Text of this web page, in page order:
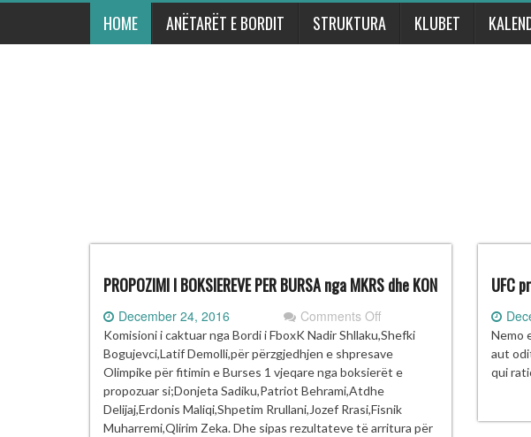
HOME ANËTARËT E BORDIT STRUKTURA KLUBET
PROPOZIMI I BOKSIEREVE PER BURSA nga MKRS dhe KON
December 24, 2016 Comments Offon
PROPOZIMI
I
BOKSIEREVE
PER
BURSA
nga
Komisioni i caktuar nga Bordi i FboxK Nadir Shllaku,Shefki
Bogujevci,Latif Demolli,për përzgjedhjen e shpresave
Olimpike për fitimin e Burses 1 vjeqare nga boksierët e
propozuar si;Donjeta Sadiku,Patriot Behrami,Atdhe
Delijaj,Erdonis Maliqi,Shpetim Rrullani,Jozef Rrasi,Fisnik
Muharremi,Qlirim Zeka. Dhe sipas rezultateve të arritura për
UFC
Nemo
aut
qui